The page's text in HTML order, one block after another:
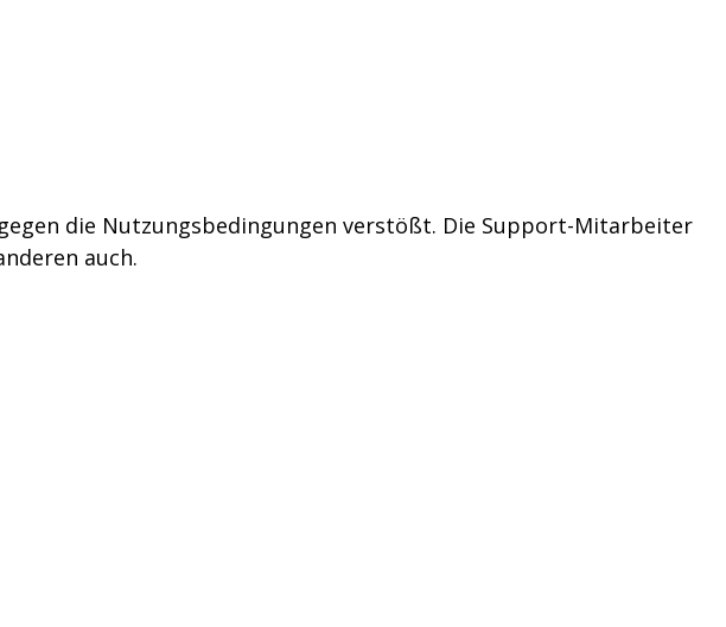
die Nutzungsbedingungen verstößt. Die Support-Mitarbeiter
auch.